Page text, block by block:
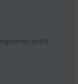
entre :